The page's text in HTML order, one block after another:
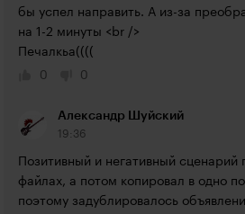
бы успел направить. А из-за
на 1-2 минуты <br />
Печалкьа((((
0
0
Александр Шуйский
19:36
Позитивный и негативный сценарий
файлах, а потом копировал в одно
поэтому задублировалось